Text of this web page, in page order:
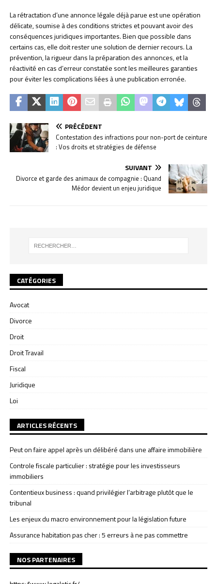
La rétractation d’une annonce légale déjà parue est une opération
délicate, soumise à des conditions strictes et pouvant avoir des
conséquences juridiques importantes. Bien que possible dans
certains cas, elle doit rester une solution de dernier recours. La
prévention, la rigueur dans la préparation des annonces, et la
réactivité en cas d’erreur constatée sont les meilleures garanties
pour éviter les complications liées à une publication erronée.
PRÉCÉDENT
Contestation des infractions pour non-port de ceinture
: Vos droits et stratégies de défense
SUIVANT
Divorce et garde des animaux de compagnie : Quand
Médor devient un enjeu juridique
CATÉGORIES
Avocat
Divorce
Droit
Droit Travail
Fiscal
Juridique
Loi
ARTICLES RÉCENTS
Peut on faire appel après un délibéré dans une affaire immobilière
Controle fiscale particulier : stratégie pour les investisseurs
immobiliers
Contentieux business : quand privilégier l’arbitrage plutôt que le
tribunal
Les enjeux du macro environnement pour la législation future
Assurance habitation pas cher : 5 erreurs à ne pas commettre
NOS PARTENAIRES